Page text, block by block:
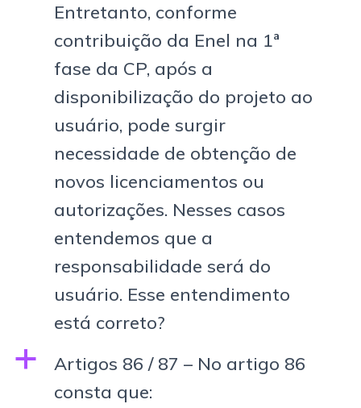
Entretanto, conforme
contribuição da Enel na 1ª
fase da CP, após a
disponibilização do projeto ao
usuário, pode surgir
necessidade de obtenção de
novos licenciamentos ou
autorizações. Nesses casos
entendemos que a
responsabilidade será do
usuário. Esse entendimento
está correto?
a
Artigos 86 / 87 – No artigo 86
consta que: